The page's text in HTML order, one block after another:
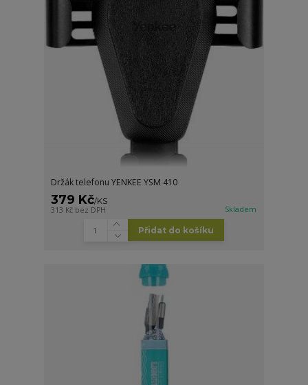
Držák telefonu YENKEE YSM 410
379 Kč/KS
313 Kč bez DPH Skladem
Přidat do košíku